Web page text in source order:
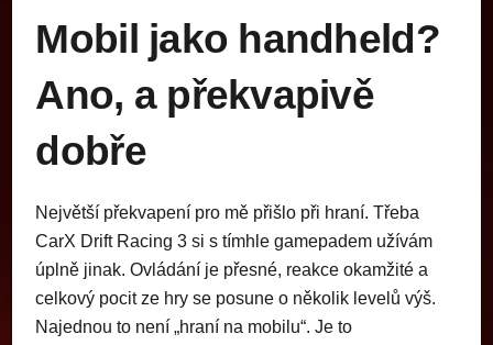
Mobil jako handheld?
Ano, a překvapivě
dobře
Největší překvapení pro mě přišlo při hraní. Třeba
CarX Drift Racing 3 si s tímhle gamepadem užívám
úplně jinak. Ovládání je přesné, reakce okamžité a
celkový pocit ze hry se posune o několik levelů výš.
Najednou to není „hraní na mobilu“. Je to